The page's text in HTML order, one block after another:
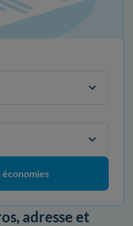
économies
adresse et